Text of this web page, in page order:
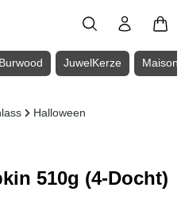
JuwelKerze Maison
Halloween
0 von 5 Sternen
510g (4-Docht)